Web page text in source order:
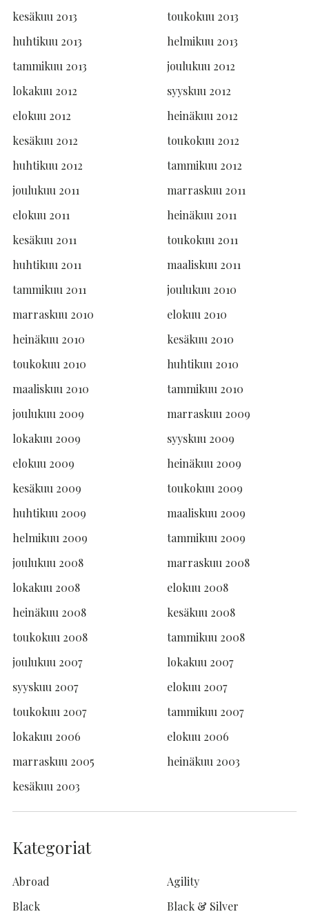
kesäkuu 2013
toukokuu 2013
huhtikuu 2013
helmikuu 2013
tammikuu 2013
joulukuu 2012
lokakuu 2012
syyskuu 2012
elokuu 2012
heinäkuu 2012
kesäkuu 2012
toukokuu 2012
huhtikuu 2012
tammikuu 2012
joulukuu 2011
marraskuu 2011
elokuu 2011
heinäkuu 2011
kesäkuu 2011
toukokuu 2011
huhtikuu 2011
maaliskuu 2011
tammikuu 2011
joulukuu 2010
marraskuu 2010
elokuu 2010
heinäkuu 2010
kesäkuu 2010
toukokuu 2010
huhtikuu 2010
maaliskuu 2010
tammikuu 2010
joulukuu 2009
marraskuu 2009
lokakuu 2009
syyskuu 2009
elokuu 2009
heinäkuu 2009
kesäkuu 2009
toukokuu 2009
huhtikuu 2009
maaliskuu 2009
helmikuu 2009
tammikuu 2009
joulukuu 2008
marraskuu 2008
lokakuu 2008
elokuu 2008
heinäkuu 2008
kesäkuu 2008
toukokuu 2008
tammikuu 2008
joulukuu 2007
lokakuu 2007
syyskuu 2007
elokuu 2007
toukokuu 2007
tammikuu 2007
lokakuu 2006
elokuu 2006
marraskuu 2005
heinäkuu 2003
kesäkuu 2003
Kategoriat
Abroad
Agility
Black
Black & Silver